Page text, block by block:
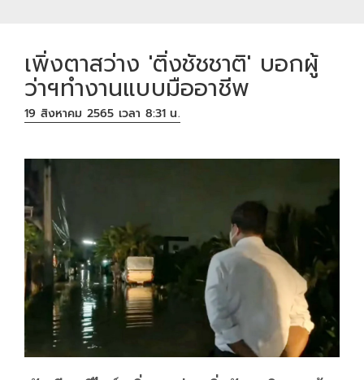
เพิ่งตาสว่าง 'ติ่งชัชชาติ' บอกผู้
ว่าฯทำงานแบบมืออาชีพ
19 สิงหาคม 2565 เวลา 8:31 น.